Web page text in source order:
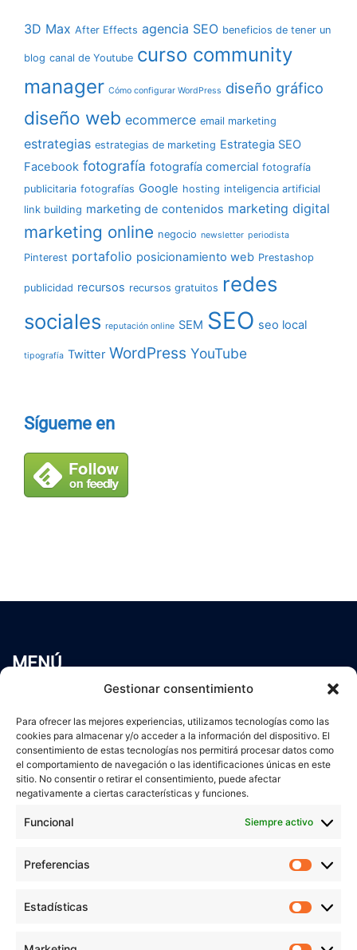
Gestionar consentimiento
Para ofrecer las mejores experiencias, utilizamos tecnologías como las
cookies para almacenar y/o acceder a la información del dispositivo. El
consentimiento de estas tecnologías nos permitirá procesar datos como
el comportamiento de navegación o las identificaciones únicas en este
sitio. No consentir o retirar el consentimiento, puede afectar
negativamente a ciertas características y funciones.
Funcional Siempre activo
Preferencias
Estadísticas
3D Max After Effects agencia SEO beneficios de tener un
blog canal de Youtube curso community
manager Cómo configurar WordPress diseño gráfico
diseño web ecommerce email marketing
estrategias estrategias de marketing Estrategia SEO
Facebook fotografía fotografía comercial fotografía
publicitaria fotografías Google hosting inteligencia artificial
link building marketing de contenidos marketing digital
marketing online negocio newsletter periodista
Pinterest portafolio posicionamiento web Prestashop
publicidad recursos recursos gratuitos redes
sociales reputación online SEM SEO seo local
tipografía Twitter WordPress YouTube
Sígueme en
MENÚ
Servicios
Blog
Contacto
Aviso Legal
Política de cookies
veronicaruiz.es
está bajo